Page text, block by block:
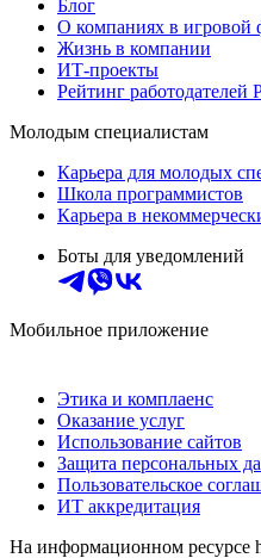
Блог
О компаниях в игровой
Жизнь в компании
ИТ-проекты
Рейтинг работодателей
Молодым специалистам
Карьера для молодых
Школа программистов
Карьера в
Боты для уведомлений
Мобильное приложение
Этика и комплаенс
Оказание услуг
Использование сайтов
Защита персональных
Пользовательское
ИТ аккредитация
На информационном ресурсе